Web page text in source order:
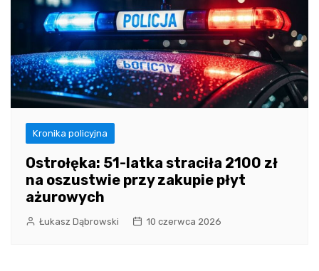
Kronika policyjna
Ostrołęka: 51-latka straciła 2100 zł
na oszustwie przy zakupie płyt
ażurowych
Łukasz Dąbrowski 10 czerwca 2026